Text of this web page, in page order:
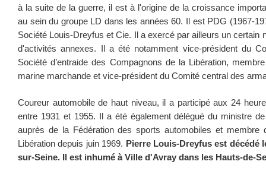
à la suite de la guerre, il est à l'origine de la croissance
au sein du groupe LD dans les années 60. Il est PDG (1967-
Société Louis-Dreyfus et Cie. Il a exercé par ailleurs un certain
d'activités annexes. Il a été notamment vice-président du
Société d’entraide des Compagnons de la Libération,
marine marchande et vice-président du Comité central des
Coureur automobile de haut niveau, il a participé aux 24
entre 1931 et 1955. Il a été également délégué du ministre
auprès de la Fédération des sports automobiles et membre
Libération depuis juin 1969. Pierre Louis-Dreyfus est décédé
sur-Seine. Il est inhumé à Ville d'Avray dans les Hauts-de-